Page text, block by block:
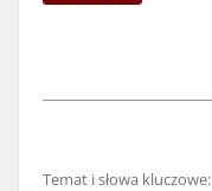
Temat i słowa kluczowe: